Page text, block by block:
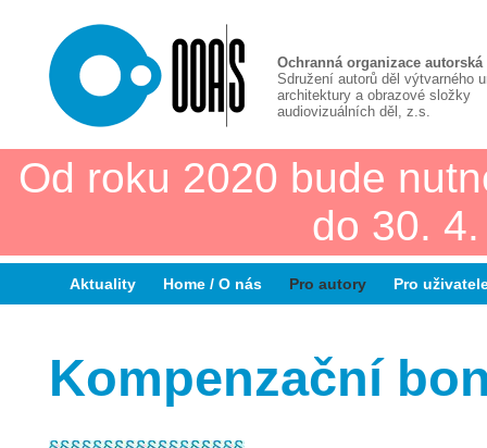
Ochranná organizace autorská
Sdružení autorů děl výtvarného
architektury a obrazové složky
audiovizuálních děl, z.s.
Od roku 2020 bude
do 30.
Aktuality Home / O nás Pro autory Pro
Kompenzační